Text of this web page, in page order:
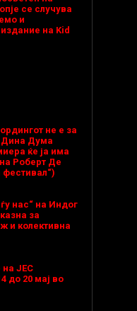
се случува
и
на Kid
не е за
Дина Дума
ќе ја има
Роберт Де
фестивал“)
нас“ на Индог
за
и колективна
на ЈЕС
до 20 мај во